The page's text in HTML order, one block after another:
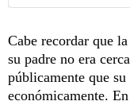
Cabe recordar que
su padre no era
públicamente que
económicamente.